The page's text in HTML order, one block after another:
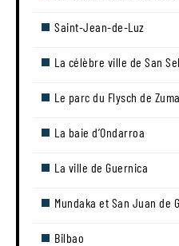
Saint-Jean-de-Luz
La célèbre ville de San
Le parc du Flysch de
La baie d’Ondarroa
La ville de Guernica
Mundaka et San Juan de
Bilbao